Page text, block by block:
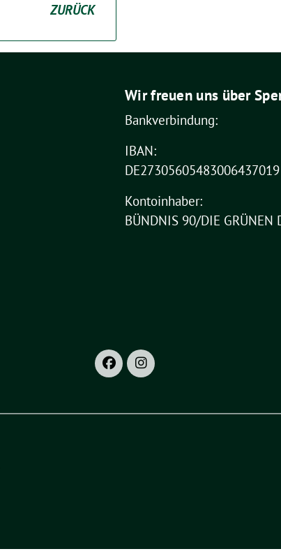
ZURÜCK
Wir freuen uns über
Bankverbindung:
IBAN:
DE27305605483006437019
Kontoinhaber:
BÜNDNIS 90/DIE GRÜNEN